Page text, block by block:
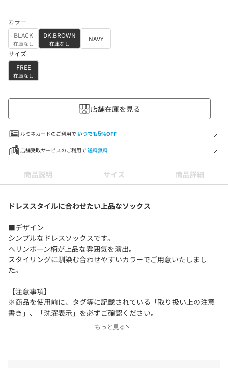
カラー
BLACK
在庫なし
DK.BROWN
在庫なし
NAVY
サイズ
FREE
在庫なし
店舗在庫を見る
ルミネカードのご利用で いつでも5%OFF
店舗受取サービスのご利用で 送料無料
商品説明 サイズ 商品詳細
ドレススタイルに合わせたい上品なソックス
■デザイン
シンプルなドレスソックスです。
へリンボーン柄が上品な雰囲気を演出。
スタイリングに馴染む合わせやすいカラーでご用意いたしまし
た。
【注意事項】
※商品を使用前に、タグ等に記載されている「取り扱い上の注意
書き」、「洗濯表示」を必ずご確認ください。
※商品画像は、光の当たり具合やパソコンなどの閲覧環境によ
もっと見る